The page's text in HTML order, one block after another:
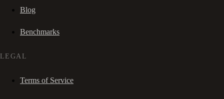
Blog
Benchmarks
LEGAL
Terms of Service